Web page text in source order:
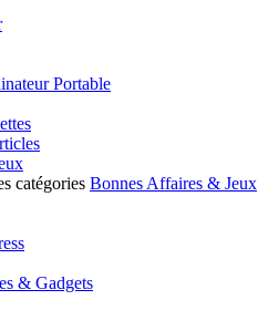
Portable
catégories Bonnes Affaires & Jeux
& Gadgets